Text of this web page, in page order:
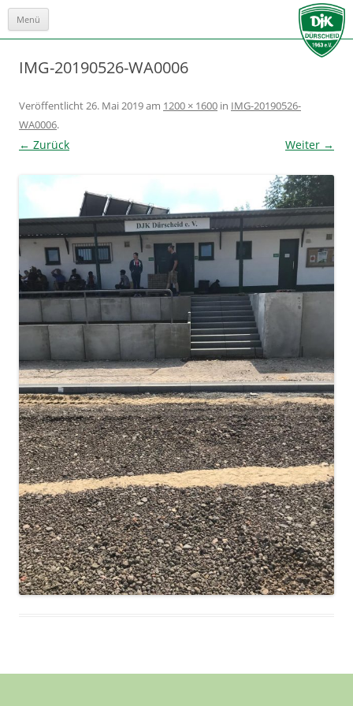
Menü
Zum
IMG-20190526-WA0006
Veröffentlicht26. Mai 2019am 1200 × 1600 in IMG-20190526-
WA0006.
← Zurück Weiter →